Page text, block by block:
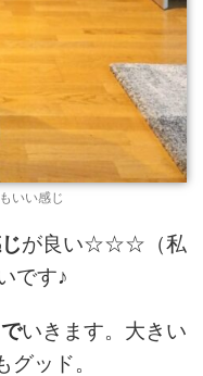
いい感じ
が良い☆☆☆（私
です♪
いきます。大きい
ッド。